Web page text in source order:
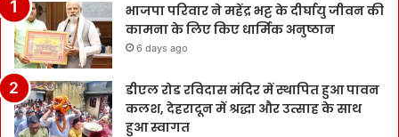
भाजपा परिवार ने महेंद्र भट्ट के दीर्घायु जीवन की
कामना के लिए किए धार्मिक अनुष्ठान
6 days ago
डीएल रोड रविदास मंदिर में स्थापित हुआ पावन
कलश, देहरादून में श्रद्धा और उत्साह के साथ
हुआ स्वागत